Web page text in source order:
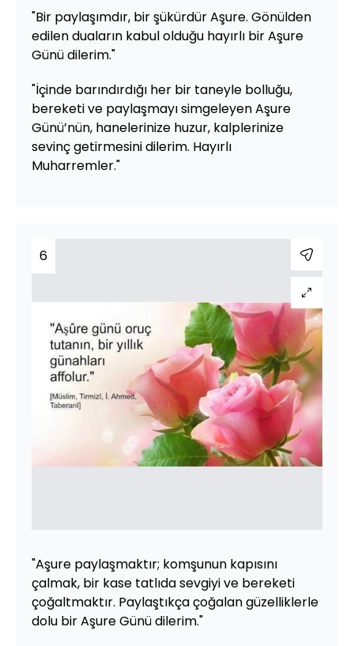
"Bir paylaşımdır, bir şükürdür Aşure. Gönülden
edilen duaların kabul olduğu hayırlı bir Aşure
Günü dilerim."
"İçinde barındırdığı her bir taneyle bolluğu,
bereketi ve paylaşmayı simgeleyen Aşure
Günü’nün, hanelerinize huzur, kalplerinize
sevinç getirmesini dilerim. Hayırlı
Muharremler."
6
"Aşure paylaşmaktır; komşunun kapısını
çalmak, bir kase tatlıda sevgiyi ve bereketi
çoğaltmaktır. Paylaştıkça çoğalan güzelliklerle
dolu bir Aşure Günü dilerim."